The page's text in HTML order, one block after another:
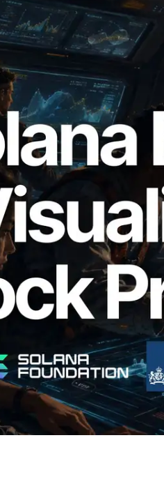
ra mắt Solana Block
hóa thời gian tạo
trách theo từng